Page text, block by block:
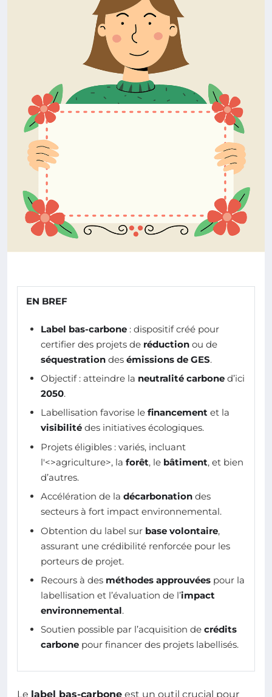
EN BREF
Label bas-carbone : dispositif créé pour
certifier des projets de réduction ou de
séquestration des émissions de GES.
Objectif : atteindre la neutralité carbone d’ici
2050.
Labellisation favorise le financement et la
visibilité des initiatives écologiques.
Projets éligibles : variés, incluant
l'<>agriculture>, la forêt, le bâtiment, et bien
d’autres.
Accélération de la décarbonation des
secteurs à fort impact environnemental.
Obtention du label sur base volontaire,
assurant une crédibilité renforcée pour les
porteurs de projet.
Recours à des méthodes approuvées pour la
labellisation et l’évaluation de l’impact
environnemental.
Soutien possible par l’acquisition de crédits
carbone pour financer des projets labellisés.
Le label bas-carbone est un outil crucial pour